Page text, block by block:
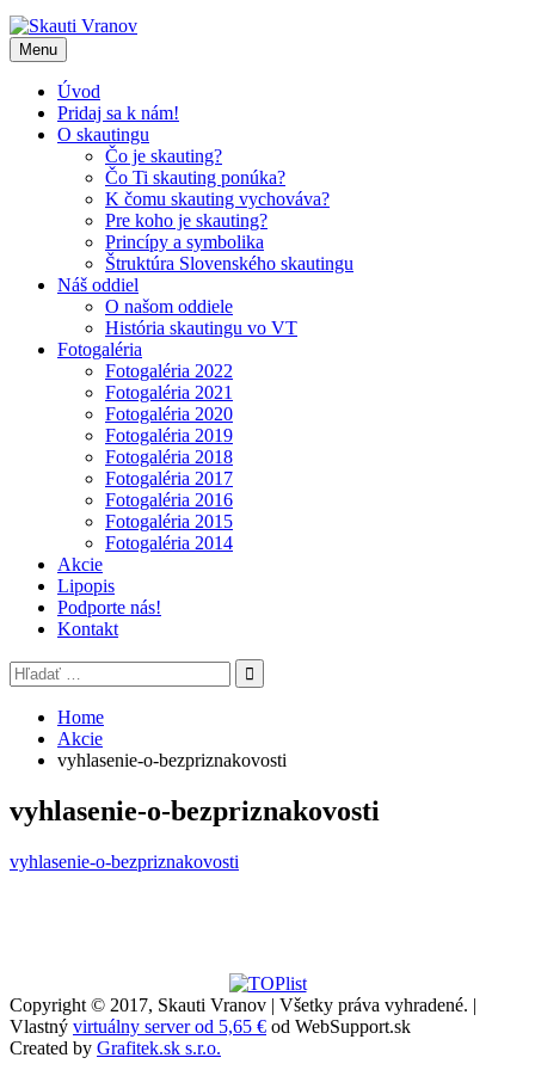
Skip
to
content
Menu
Úvod
Pridaj sa k nám!
O skautingu
Čo je skauting?
Čo Ti skauting ponúka?
K čomu skauting vychováva?
Pre koho je skauting?
Princípy a symbolika
Štruktúra Slovenského skautingu
Náš oddiel
O našom oddiele
História skautingu vo VT
Fotogaléria
Fotogaléria 2022
Fotogaléria 2021
Fotogaléria 2020
Fotogaléria 2019
Fotogaléria 2018
Fotogaléria 2017
Fotogaléria 2016
Fotogaléria 2015
Fotogaléria 2014
Akcie
Lipopis
Podporte nás!
Kontakt
Search
for:
Home
Akcie
vyhlasenie-o-bezpriznakovosti
vyhlasenie-o-bezpriznakovosti
vyhlasenie-o-bezpriznakovosti
Copyright © 2017, Skauti Vranov | Všetky práva vyhradené. |
Vlastný virtuálny server od 5,65 € od WebSupport.sk
Created by Grafitek.sk s.r.o.